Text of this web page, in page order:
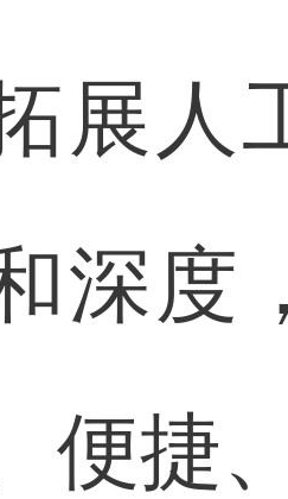
展人
深度
便捷